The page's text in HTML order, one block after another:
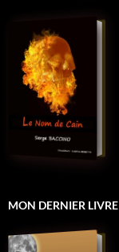
MON DERNIER LIVRE